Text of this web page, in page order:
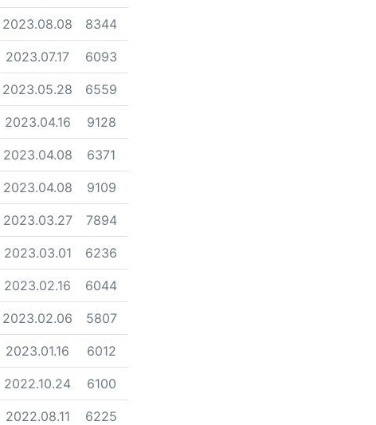
등록일
2023.08.08 조회
8344
등록일
2023.07.17 조회
6093
등록일
2023.05.28 조회
6559
등록일
2023.04.16 조회
9128
등록일
2023.04.08 조회
6371
등록일
2023.04.08 조회
9109
등록일
2023.03.27 조회
7894
등록일
2023.03.01 조회
6236
등록일
2023.02.16 조회
6044
등록일
2023.02.06 조회
5807
등록일
2023.01.16 조회
6012
등록일
2022.10.24 조회
6100
등록일
2022.08.11 조회
6225